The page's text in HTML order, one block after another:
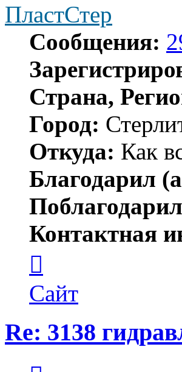
ПластСтер
Сообщения:
Страна,
Город:
Откуда: Как
Благодарил
Контактная
пользователя
ПластСтер
Сайт
Re: 3138